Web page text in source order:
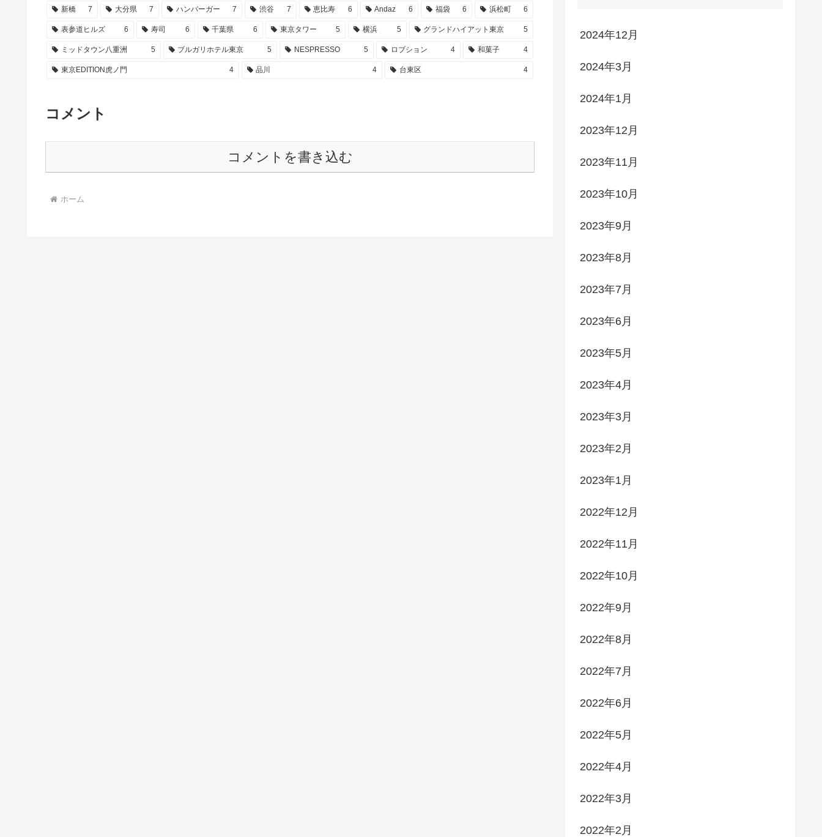
新橋 7 大分県 7 ハンバーガー 7 渋谷 7 恵比寿 6 Andaz 6 福袋 6 浜松町 6
表参道ヒルズ 6 寿司 6 千葉県 6 東京タワー 5 横浜 5 グランドハイアット東京 5
ミッドタウン八重洲 5 ブルガリホテル東京 5 NESPRESSO 5 ロブション 4 和菓子 4
東京EDITION虎ノ門 4 品川 4 台東区 4
コメント
コメントを書き込む
ホーム
2024年12月
2024年3月
2024年1月
2023年12月
2023年11月
2023年10月
2023年9月
2023年8月
2023年7月
2023年6月
2023年5月
2023年4月
2023年3月
2023年2月
2023年1月
2022年12月
2022年11月
2022年10月
2022年9月
2022年8月
2022年7月
2022年6月
2022年5月
2022年4月
2022年3月
2022年2月